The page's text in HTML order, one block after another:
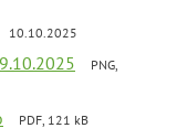
10.10.2025
PNG,
PDF, 121 kB